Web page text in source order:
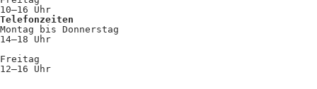
Fotograf*innen
Mitglied werden
Presseausweis
10–16 Uhr
Telefonzeiten
Montag bis Donnerstag
14–18 Uhr
Freitag
12–16 Uhr